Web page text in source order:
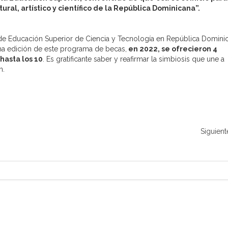
artístico y científico de la República Dominicana”.
Educación Superior de Ciencia y Tecnología en República
edición de este programa de becas, en 2022, se ofrecieron 4
los 10 . Es gratificante saber y reafirmar la simbiosis que une a